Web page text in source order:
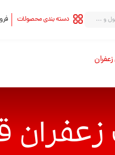
دسته بندی محصولات
قلب 1 گرم نوین